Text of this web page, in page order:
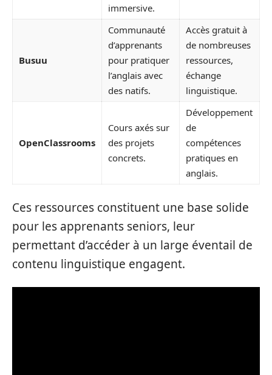
immersive.
Busuu
Communauté
d’apprenants
pour pratiquer
l’anglais avec
des natifs.
Accès gratuit à
de nombreuses
ressources,
échange
linguistique.
OpenClassrooms
Cours axés sur
des projets
concrets.
Développement
de
compétences
pratiques en
anglais.
Ces ressources constituent une base solide
pour les apprenants seniors, leur
permettant d’accéder à un large éventail de
contenu linguistique engagent.